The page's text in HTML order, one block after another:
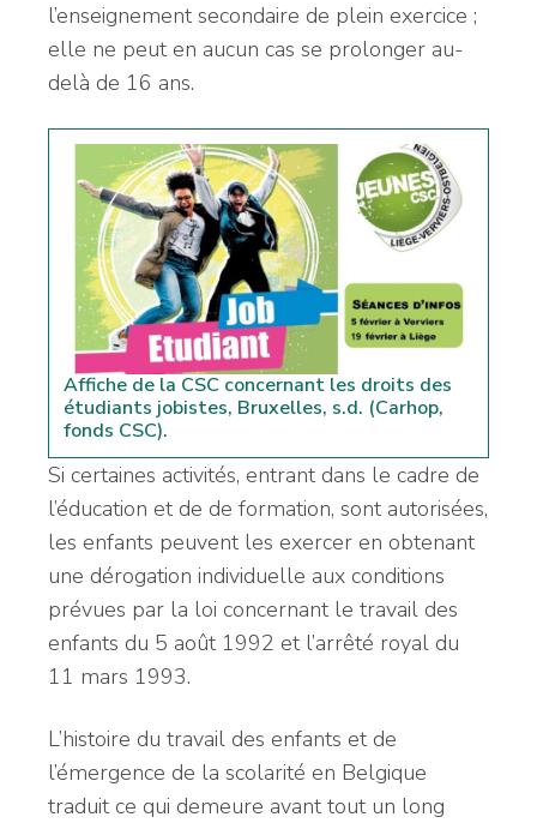
l’enseignement secondaire de plein exercice ;
elle ne peut en aucun cas se prolonger au-
delà de 16 ans.
Affiche de la CSC concernant les droits des
étudiants jobistes, Bruxelles, s.d. (Carhop,
fonds CSC).
Si certaines activités, entrant dans le cadre de
l’éducation et de de formation, sont autorisées,
les enfants peuvent les exercer en obtenant
une dérogation individuelle aux conditions
prévues par la loi concernant le travail des
enfants du 5 août 1992 et l’arrêté royal du
11 mars 1993.
L’histoire du travail des enfants et de
l’émergence de la scolarité en Belgique
traduit ce qui demeure avant tout un long